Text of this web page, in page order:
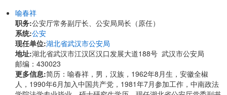
喻春祥
职务:公安厅常务副厅长、公安局局长（原任）
系统:公安
现任单位:湖北省武汉市公安局
地址:​​湖北省武汉市江汉区汉口发展大道188号 武汉市公安局
邮编：430023
更多信息:简历：喻春祥，男，汉族，1962年8月生，安徽全椒
人，1990年6月加入中国共产党，1981年7月参加工作，中南政法